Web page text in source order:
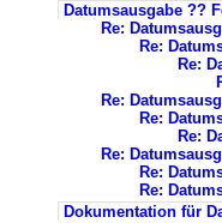
Datumsausgabe ??
Re:
Re:
Re:
Re:
Re:
Re:
Re:
Re:
Re:
Dokumentation für